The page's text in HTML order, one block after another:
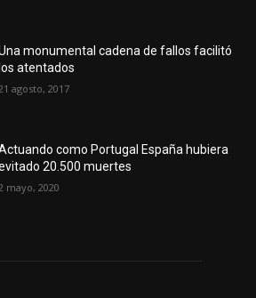
monumental cadena de fallos facilitó
atentados
agosto, 2017
como Portugal España hubiera
20.500 muertes
mayo, 2020